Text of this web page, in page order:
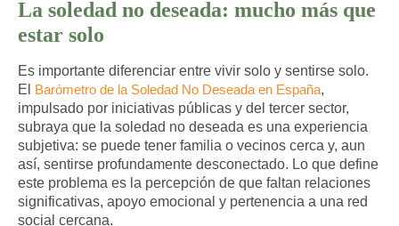
La soledad no deseada: mucho más que
estar solo
Es importante diferenciar entre vivir solo y sentirse solo.
El Barómetro de la Soledad No Deseada en España,
impulsado por iniciativas públicas y del tercer sector,
subraya que la soledad no deseada es una experiencia
subjetiva: se puede tener familia o vecinos cerca y, aun
así, sentirse profundamente desconectado. Lo que define
este problema es la percepción de que faltan relaciones
significativas, apoyo emocional y pertenencia a una red
social cercana.​